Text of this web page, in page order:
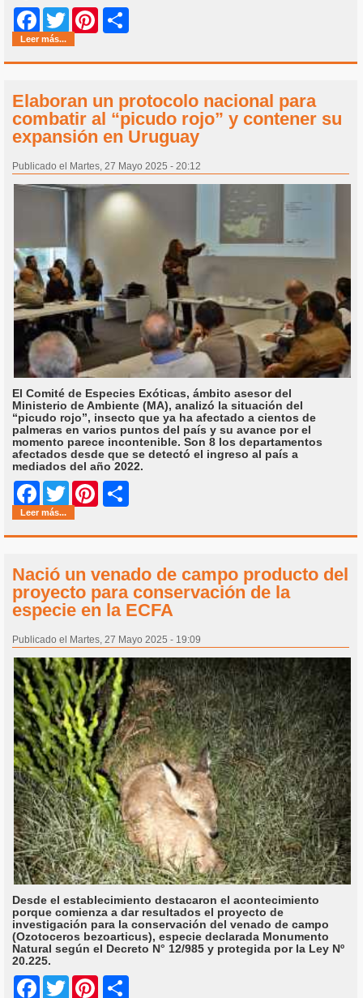
Facebook
Twitter Pinterest
Leer más...
Elaboran un protocolo nacional para
combatir al “picudo rojo” y contener su
expansión en Uruguay
Publicado el Martes, 27 Mayo 2025 - 20:12
El Comité de Especies Exóticas, ámbito asesor del
Ministerio de Ambiente (MA), analizó la situación del
“picudo rojo”, insecto que ya ha afectado a cientos de
palmeras en varios puntos del país y su avance por el
momento parece incontenible. Son 8 los departamentos
afectados desde que se detectó el ingreso al país a
mediados del año 2022.
Facebook
Twitter Pinterest
Leer más...
Nació un venado de campo producto del
proyecto para conservación de la
especie en la ECFA
Publicado el Martes, 27 Mayo 2025 - 19:09
Desde el establecimiento destacaron el acontecimiento
porque comienza a dar resultados el proyecto de
investigación para la conservación del venado de campo
(Ozotoceros bezoarticus), especie declarada Monumento
Natural según el Decreto N° 12/985 y protegida por la Ley Nº
20.225.
Facebook
Twitter Pinterest